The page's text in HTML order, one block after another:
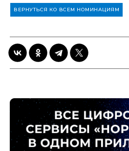
ВЕРНУТЬСЯ КО ВСЕМ НОМИНАЦИЯМ